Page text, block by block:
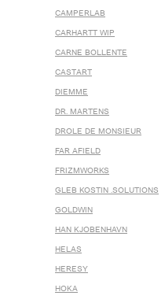
CAMPERLAB
CARHARTT WIP
CARNE BOLLENTE
CASTART
DIEMME
DR. MARTENS
DROLE DE MONSIEUR
FAR AFIELD
FRIZMWORKS
GLEB KOSTIN .SOLUTIONS
GOLDWIN
HAN KJOBENHAVN
HELAS
HERESY
HOKA